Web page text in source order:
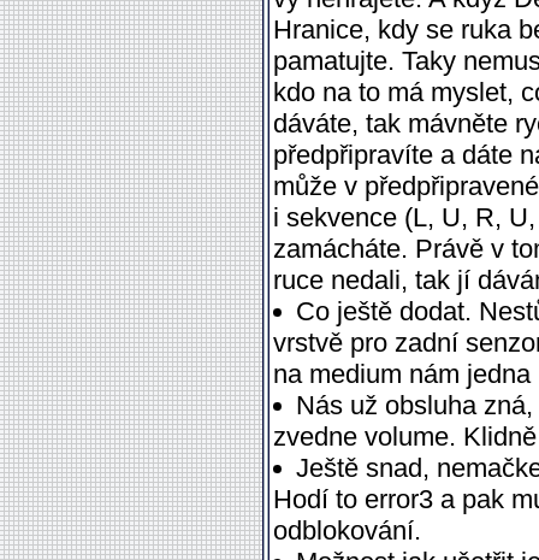
Hranice, kdy se ruka
pamatujte. Taky
kdo na to má myslet,
dáváte, tak mávněte
předpřipravíte a dáte
může v
i sekvence (L, U, R,
zamácháte. Právě v
ruce nedali, tak jí
Co ještě dodat.
vrstvě pro zadní
na medium nám
Nás už obsluha
zvedne volume.
Ještě snad,
Hodí to error3 a pak
odblokování.